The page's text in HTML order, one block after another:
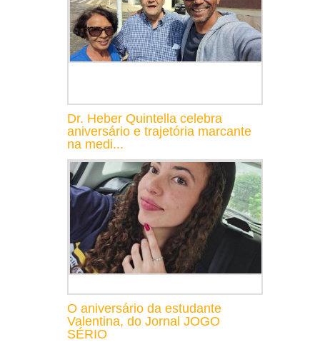
Dr. Heber Quintella celebra
aniversário e trajetória marcante
na medi...
O aniversário da estudante
Valentina, do Jornal JOGO
SÉRIO